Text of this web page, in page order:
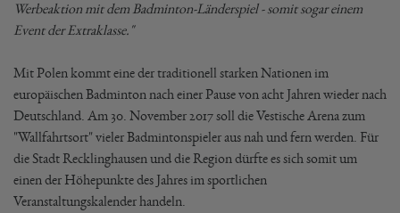
Werbeaktion mit dem Badminton-Länderspiel - somit sogar einem
Event der Extraklasse."
Mit Polen kommt eine der traditionell starken Nationen im
europäischen Badminton nach einer Pause von acht Jahren wieder nach
Deutschland. Am 30. November 2017 soll die Vestische Arena zum
"Wallfahrtsort" vieler Badmintonspieler aus nah und fern werden. Für
die Stadt Recklinghausen und die Region dürfte es sich somit um
einen der Höhepunkte des Jahres im sportlichen
Veranstaltungskalender handeln.